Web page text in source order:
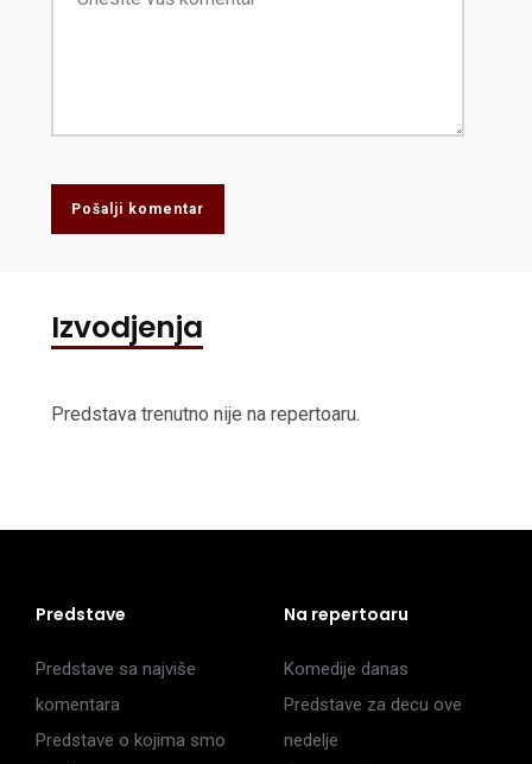
Pošalji komentar
Izvodjenja
Predstava trenutno nije na repertoaru.
Predstave
Predstave sa najviše
komentara
Predstave o kojima smo
Na repertoaru
Komedije danas
Predstave za decu ove
nedelje